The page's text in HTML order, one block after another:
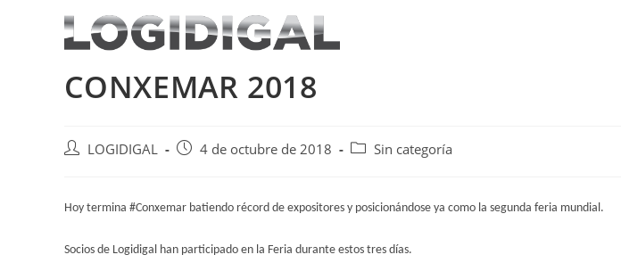
CONXEMAR 2018
Autor
entrada:
LOGIDIGAL
Publicación
entrada:
4 de octubre de 2018
Categoría
entrada:
Sin categoría
Hoy termina #Conxemar batiendo récord de expositores y posicionándose ya como la segunda feria mundial.
Socios de Logidigal han participado en la Feria durante estos tres días.